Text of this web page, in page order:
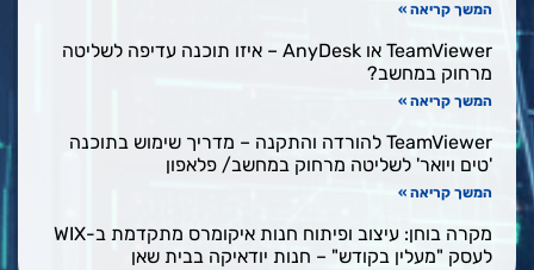
המשך קריאה »
TeamViewer או AnyDesk – איזו תוכנה עדיפה לשליטה
מרחוק במחשב?
המשך קריאה »
TeamViewer להורדה והתקנה – מדריך שימוש בתוכנה
'טים ויואר' לשליטה מרחוק במחשב/ פלאפון
המשך קריאה »
מקרה בוחן: עיצוב ופיתוח חנות איקומרס מתקדמת ב-WIX
לעסק "מעלין בקודש" – חנות יודאיקה בבית שאן